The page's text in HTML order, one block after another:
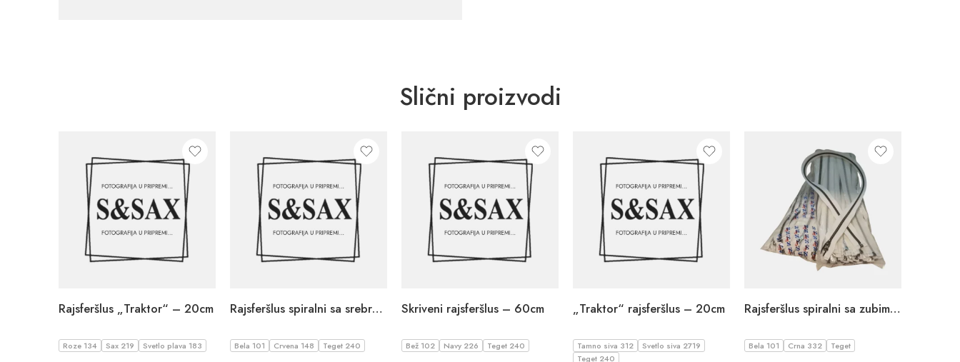
Slični proizvodi
Rajsferšlus „Traktor“ – 20cm
Roze 134 Sax 219 Svetlo plava 183
Rajsferšlus spiralni sa srebrnim zubom – 18cm
Bela 101 Crvena 148 Teget 240
Skriveni rajsferšlus – 60cm
Bež 102 Navy 226 Teget 240
„Traktor“ rajsferšlus – 20cm
Tamno siva 312
Svetlo siva 2719
Teget 240
Rajsferšlus spiralni sa zubima u black nickl boji – 80cm
Bela 101 Crna 332 Teget